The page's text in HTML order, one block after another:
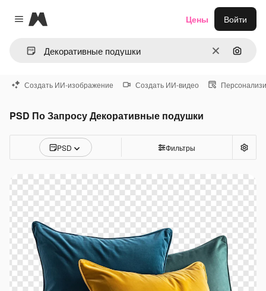
Close menu
Magnific
ОчиститьПоиск
Цены Войти
Создать ИИ-изображение Создать ИИ-видео
PSD По Запросу Декоративные подушки
PSD Фильтры